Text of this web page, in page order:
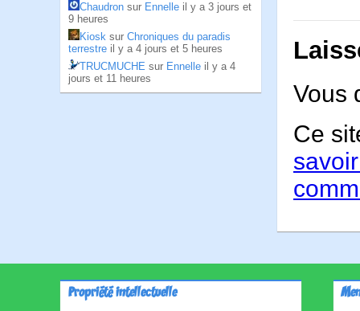
Chaudron sur Ennelle il y a 3 jours et
9 heures
Kiosk sur Chroniques du paradis
terrestre il y a 4 jours et 5 heures
TRUCMUCHE sur Ennelle il y a 4
jours et 11 heures
Vous
Ce
Propriété intellectuelle